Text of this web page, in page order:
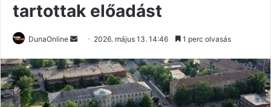
tartottak előadást
DunaOnline
Send
email
2026. május 13. 14:46 1 perc olvasás